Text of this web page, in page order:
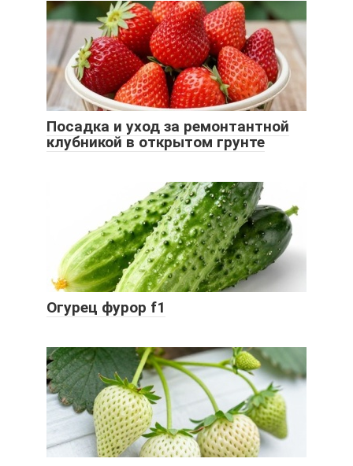
Посадка и уход за ремонтантной
клубникой в открытом грунте
Огурец фурор f1